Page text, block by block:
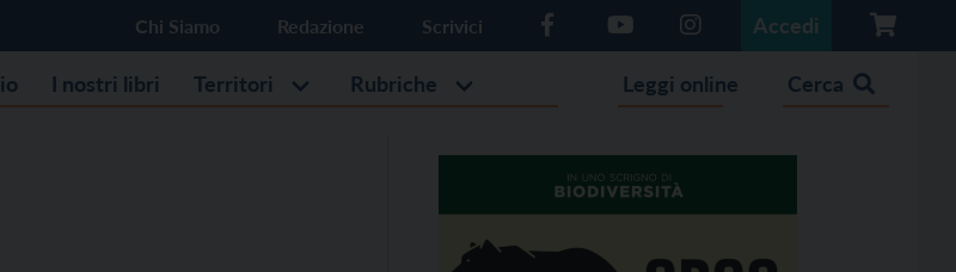
Chi Siamo Redazione Scrivici Accedi
I nostri libri Territori Rubriche Leggi online Cerca